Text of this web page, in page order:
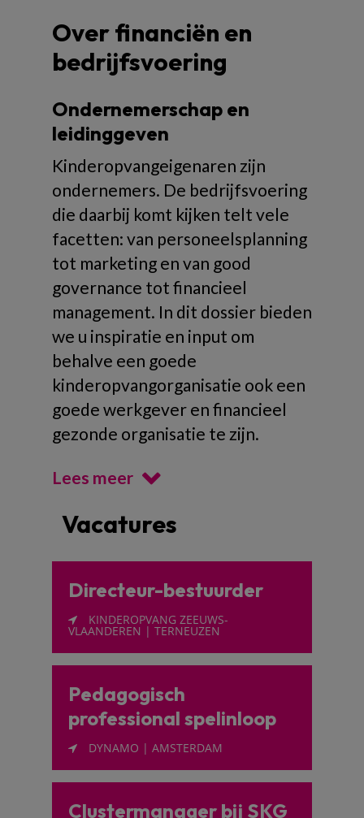
Over financiën en
bedrijfsvoering
Ondernemerschap en
leidinggeven
Kinderopvangeigenaren zijn
ondernemers. De bedrijfsvoering
die daarbij komt kijken telt vele
facetten: van personeelsplanning
tot marketing en van good
governance tot financieel
management. In dit dossier bieden
we u inspiratie en input om
behalve een goede
kinderopvangorganisatie ook een
goede werkgever en financieel
gezonde organisatie te zijn.
Lees meer
Vacatures
Directeur-bestuurder
KINDEROPVANG ZEEUWS-
VLAANDEREN | TERNEUZEN
Pedagogisch
professional spelinloop
DYNAMO | AMSTERDAM
Clustermanager bij SKG